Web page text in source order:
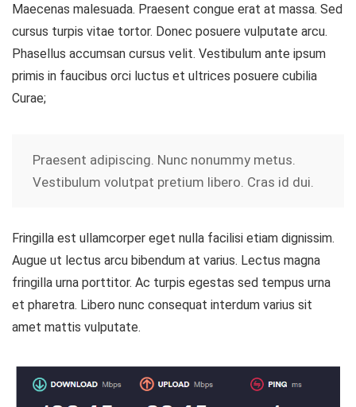
Maecenas malesuada. Praesent congue erat at massa. Sed
cursus turpis vitae tortor. Donec posuere vulputate arcu.
Phasellus accumsan cursus velit. Vestibulum ante ipsum
primis in faucibus orci luctus et ultrices posuere cubilia
Curae;
Praesent adipiscing. Nunc nonummy metus.
Vestibulum volutpat pretium libero. Cras id dui.
Fringilla est ullamcorper eget nulla facilisi etiam dignissim.
Augue ut lectus arcu bibendum at varius. Lectus magna
fringilla urna porttitor. Ac turpis egestas sed tempus urna
et pharetra. Libero nunc consequat interdum varius sit
amet mattis vulputate.